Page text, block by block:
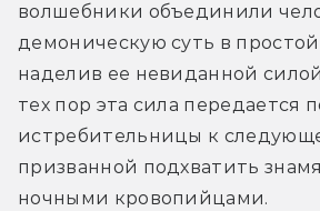
волшебники объединили
демоническую суть в
наделив ее невиданной
тех пор эта сила передается
истребительницы к
призванной подхватить
ночными кровопийцами.